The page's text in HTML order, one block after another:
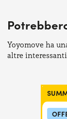
Yoyomove ha
altre